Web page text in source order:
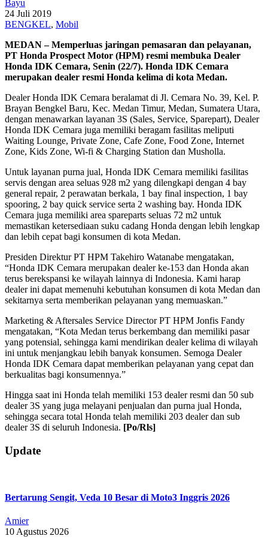
Bayu
24 Juli 2019
BENGKEL, Mobil
MEDAN – Memperluas jaringan pemasaran dan pelayanan,
PT Honda Prospect Motor (HPM) resmi membuka Dealer
Honda IDK Cemara, Senin (22/7). Honda IDK Cemara
merupakan dealer resmi Honda kelima di kota Medan.
Dealer Honda IDK Cemara beralamat di Jl. Cemara No. 39, Kel. P.
Brayan Bengkel Baru, Kec. Medan Timur, Medan, Sumatera Utara,
dengan menawarkan layanan 3S (Sales, Service, Sparepart), Dealer
Honda IDK Cemara juga memiliki beragam fasilitas meliputi
Waiting Lounge, Private Zone, Cafe Zone, Food Zone, Internet
Zone, Kids Zone, Wi-fi & Charging Station dan Musholla.
Untuk layanan purna jual, Honda IDK Cemara memiliki fasilitas
servis dengan area seluas 928 m2 yang dilengkapi dengan 4 bay
general repair, 2 perawatan berkala, 1 bay final inspection, 1 bay
spooring, 2 bay quick service serta 2 washing bay. Honda IDK
Cemara juga memiliki area spareparts seluas 72 m2 untuk
memastikan ketersediaan suku cadang Honda dengan lebih lengkap
dan lebih cepat bagi konsumen di kota Medan.
Presiden Direktur PT HPM Takehiro Watanabe mengatakan,
“Honda IDK Cemara merupakan dealer ke-153 dan Honda akan
terus berekspansi ke wilayah lainnya di Indonesia. Kami harap
dealer ini dapat memenuhi kebutuhan konsumen di kota Medan dan
sekitarnya serta memberikan pelayanan yang memuaskan.”
Marketing & Aftersales Service Director PT HPM Jonfis Fandy
mengatakan, “Kota Medan terus berkembang dan memiliki pasar
yang potensial, sehingga kami mendirikan dealer kelima di wilayah
ini untuk menjangkau lebih banyak konsumen. Semoga Dealer
Honda IDK Cemara dapat memberikan pelayanan yang cepat dan
berkualitas bagi konsumennya.”
Hingga saat ini Honda telah memiliki 153 dealer resmi dan 50 sub
dealer 3S yang juga melayani penjualan dan purna jual Honda,
sehingga secara total Honda telah memiliki 203 dealer dan sub
dealer 3S di seluruh Indonesia. [Po/Rls]
2019-
07-
Update
Bertarung Sengit, Veda 10 Besar di Moto3 Inggris 2026
Amier
10 Agustus 2026